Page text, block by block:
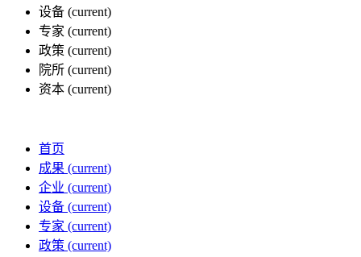
设备 (current)
专家 (current)
政策 (current)
院所 (current)
资本 (current)
首页
成果 (current)
企业 (current)
设备 (current)
专家 (current)
政策 (current)